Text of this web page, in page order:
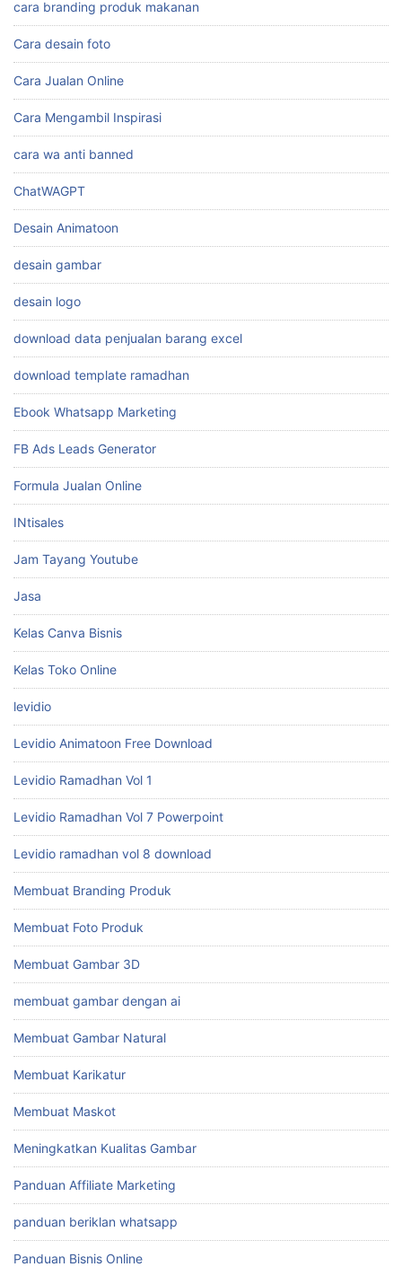
cara branding produk makanan
Cara desain foto
Cara Jualan Online
Cara Mengambil Inspirasi
cara wa anti banned
ChatWAGPT
Desain Animatoon
desain gambar
desain logo
download data penjualan barang excel
download template ramadhan
Ebook Whatsapp Marketing
FB Ads Leads Generator
Formula Jualan Online
INtisales
Jam Tayang Youtube
Jasa
Kelas Canva Bisnis
Kelas Toko Online
levidio
Levidio Animatoon Free Download
Levidio Ramadhan Vol 1
Levidio Ramadhan Vol 7 Powerpoint
Levidio ramadhan vol 8 download
Membuat Branding Produk
Membuat Foto Produk
Membuat Gambar 3D
membuat gambar dengan ai
Membuat Gambar Natural
Membuat Karikatur
Membuat Maskot
Meningkatkan Kualitas Gambar
Panduan Affiliate Marketing
panduan beriklan whatsapp
Panduan Bisnis Online